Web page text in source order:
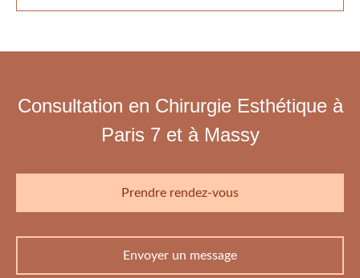
Consultation en Chirurgie Esthétique à
Paris 7 et à Massy
Prendre rendez-vous
Envoyer un message